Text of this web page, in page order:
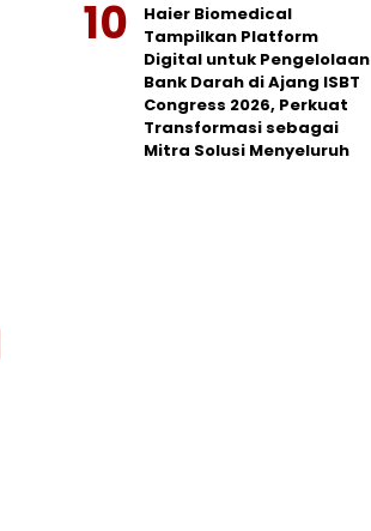
Haier Biomedical
Tampilkan Platform
Digital untuk Pengelolaan
Bank Darah di Ajang ISBT
Congress 2026, Perkuat
Transformasi sebagai
Mitra Solusi Menyeluruh